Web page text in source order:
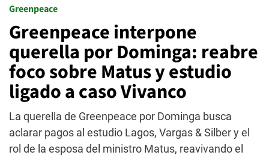
Greenpeace
Greenpeace interpone
querella por Dominga: reabre
foco sobre Matus y estudio
ligado a caso Vivanco
La querella de Greenpeace por Dominga busca
aclarar pagos al estudio Lagos, Vargas & Silber y el
rol de la esposa del ministro Matus, reavivando el